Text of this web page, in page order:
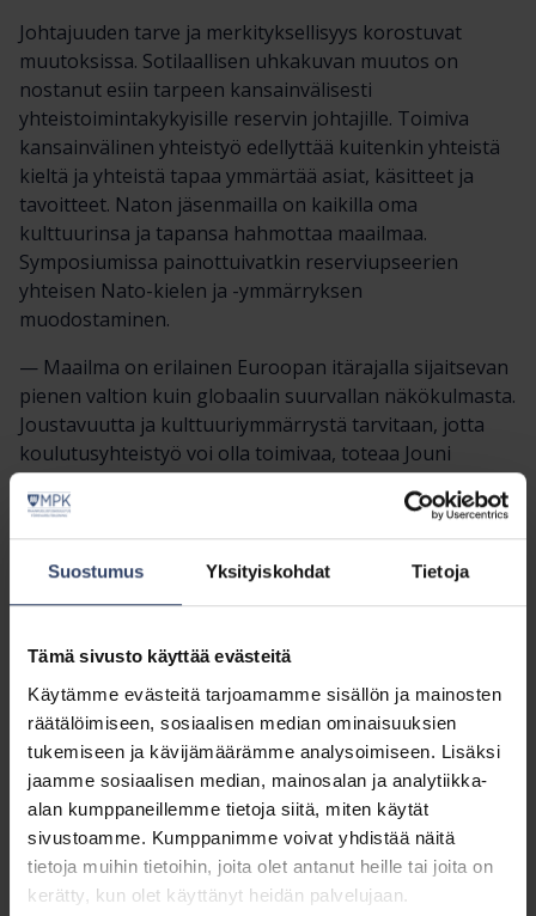
Suostumus Yksityiskohdat Tietoja
Tämä sivusto käyttää evästeitä
Käytämme evästeitä tarjoamamme sisällön ja mainosten
räätälöimiseen, sosiaalisen median ominaisuuksien
tukemiseen ja kävijämäärämme analysoimiseen. Lisäksi
jaamme sosiaalisen median, mainosalan ja analytiikka-
alan kumppaneillemme tietoja siitä, miten käytät
sivustoamme. Kumppanimme voivat yhdistää näitä
tietoja muihin tietoihin, joita olet antanut heille tai joita on
kerätty, kun olet käyttänyt heidän palvelujaan.
Johtajuuden tarve ja merkityksellisyys korostuvat
muutoksissa. Sotilaallisen uhkakuvan muutos on
nostanut esiin tarpeen kansainvälisesti
yhteistoimintakykyisille reservin johtajille. Toimiva
kansainvälinen yhteistyö edellyttää kuitenkin yhteistä
kieltä ja yhteistä tapaa ymmärtää asiat, käsitteet ja
tavoitteet. Naton jäsenmailla on kaikilla oma
kulttuurinsa ja tapansa hahmottaa maailmaa.
Symposiumissa painottuivatkin reserviupseerien
yhteisen Nato-kielen ja -ymmärryksen
muodostaminen.
— Maailma on erilainen Euroopan itärajalla sijaitsevan
pienen valtion kuin globaalin suurvallan näkökulmasta.
Joustavuutta ja kulttuuriymmärrystä tarvitaan, jotta
koulutusyhteistyö voi olla toimivaa, toteaa Jouni
Purhonen.
kansainväliseen turvallisuuteen on globaali.
Pohdinnassa heillä onkin, miten suurten joukkojen
tarvittaessa ja miten johtajia voidaan kouluttaa
ajattelemaan logistiikka ja valmistautumaan
pitkäkestoisiin joukkojen siirtoihin. Kanadalaisten
näkökulmassa korostuu arktinen ulottuvuus ja
Pohjoisen Jäämeren alueen operaatiomahdollisuudet.
Iso-Britannialla taas on oma merellinen näkökulmansa
Euroopan turvallisuuteen Atlantin alueella. Ranskassa
ja Tanskassa kehitetään aktiivisesti kotimaan
puolustuksen mallia ja johtajien koulutusta. Suomi
erottautui symposiumissa tästä joukosta niin